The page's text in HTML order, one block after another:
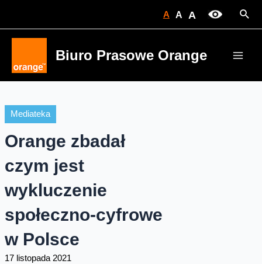
A A A
Biuro Prasowe Orange
Mediateka
Orange zbadał
czym jest
wykluczenie
społeczno-cyfrowe
w Polsce
17 listopada 2021